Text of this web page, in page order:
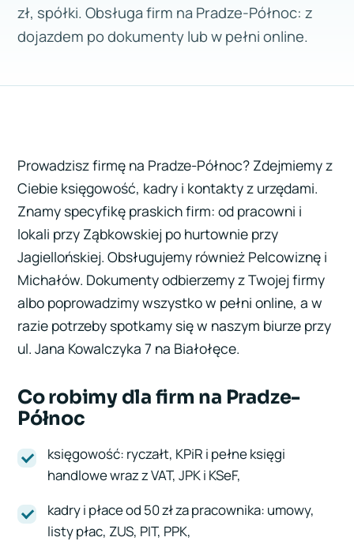
zł, spółki. Obsługa firm na Pradze-Północ: z
dojazdem po dokumenty lub w pełni online.
Prowadzisz firmę na Pradze-Północ? Zdejmiemy z
Ciebie księgowość, kadry i kontakty z urzędami.
Znamy specyfikę praskich firm: od pracowni i
lokali przy Ząbkowskiej po hurtownie przy
Jagiellońskiej. Obsługujemy również Pelcowiznę i
Michałów. Dokumenty odbierzemy z Twojej firmy
albo poprowadzimy wszystko w pełni online, a w
razie potrzeby spotkamy się w naszym biurze przy
ul. Jana Kowalczyka 7 na Białołęce.
Co robimy dla firm na Pradze-
Północ
księgowość: ryczałt, KPiR i pełne księgi
handlowe wraz z VAT, JPK i KSeF,
kadry i płace od 50 zł za pracownika: umowy,
listy płac, ZUS, PIT, PPK,